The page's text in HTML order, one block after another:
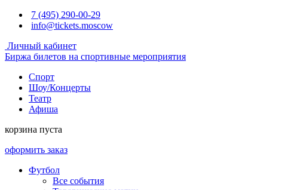
7 (495) 290-00-29
info@tickets.moscow
Личный кабинет
Биржа билетов на спортивные мероприятия
Спорт
Шоу/Концерты
Театр
Афиша
корзина пуста
оформить заказ
Футбол
Все события